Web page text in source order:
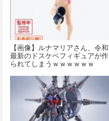
【画像】ルナマリアさん、令和
最新のドスケベフィギュアが作
られてしまうｗｗｗｗｗｗ